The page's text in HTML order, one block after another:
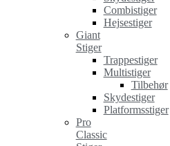
Combistiger
Hejsestiger
Giant
Stiger
Trappestiger
Multistiger
Tilbehør
Skydestiger
Platformsstiger
Pro
Classic